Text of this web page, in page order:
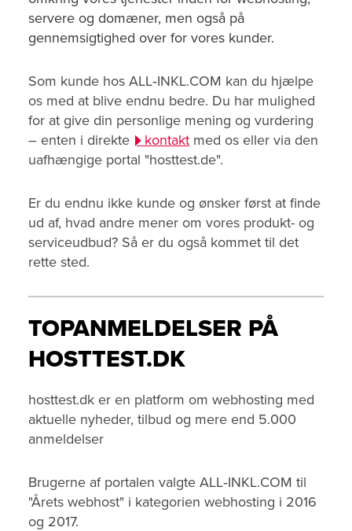
servere og domæner, men også på
gennemsigtighed over for vores kunder.
Som kunde hos ALL‑INKL.COM kan du hjælpe
os med at blive endnu bedre. Du har mulighed
for at give din personlige mening og vurdering
– enten i direkte
kontakt med os eller via den
uafhængige portal "hosttest.de".
Er du endnu ikke kunde og ønsker først at finde
ud af, hvad andre mener om vores produkt- og
serviceudbud? Så er du også kommet til det
rette sted.
TOPANMELDELSER PÅ
HOSTTEST.DK
hosttest.dk er en platform om webhosting med
aktuelle nyheder, tilbud og mere end 5.000
anmeldelser
Brugerne af portalen valgte ALL‑INKL.COM til
"Årets webhost" i kategorien webhosting i 2016
og 2017.